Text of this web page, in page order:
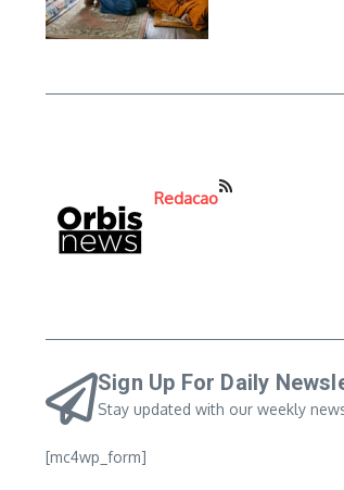
Redacao
Sign Up For Daily
Stay updated with our weekly
[mc4wp_form]